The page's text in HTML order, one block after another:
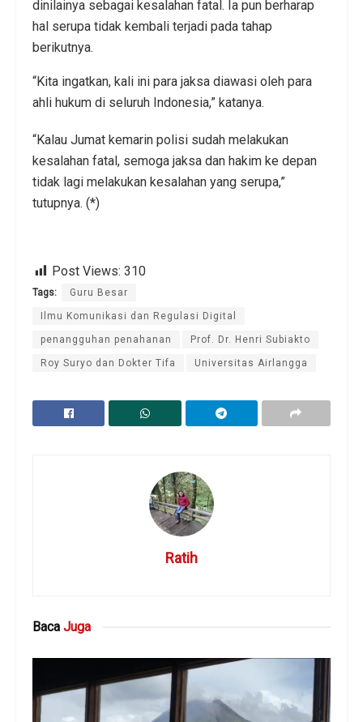
dinilainya sebagai kesalahan fatal. Ia pun berharap
hal serupa tidak kembali terjadi pada tahap
berikutnya.
“Kita ingatkan, kali ini para jaksa diawasi oleh para
ahli hukum di seluruh Indonesia,” katanya.
“Kalau Jumat kemarin polisi sudah melakukan
kesalahan fatal, semoga jaksa dan hakim ke depan
tidak lagi melakukan kesalahan yang serupa,”
tutupnya. (*)
Post Views: 310
Tags: Guru Besar
Ilmu Komunikasi dan Regulasi Digital
penangguhan penahanan Prof. Dr. Henri Subiakto
Roy Suryo dan Dokter Tifa Universitas Airlangga
Ratih
Baca Juga